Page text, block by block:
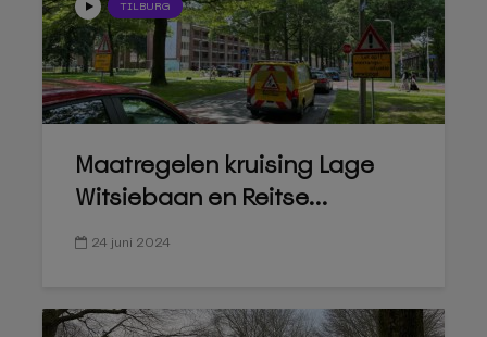
TILBURG
Maatregelen kruising Lage
Witsiebaan en Reitse...
24 juni 2024